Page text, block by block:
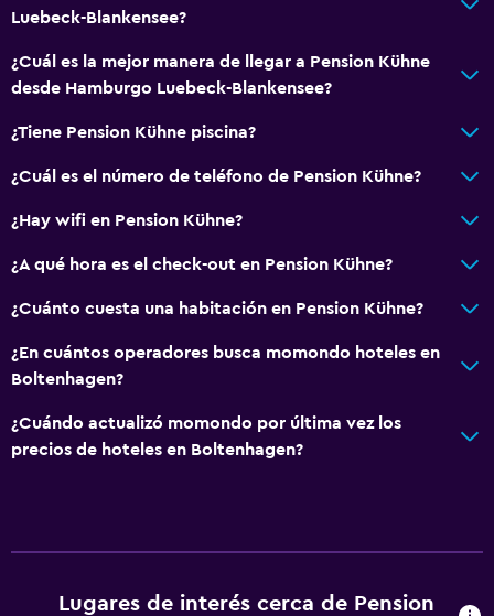
Luebeck-Blankensee?
¿Cuál es la mejor manera de llegar a Pension Kühne
desde Hamburgo Luebeck-Blankensee?
¿Tiene Pension Kühne piscina?
¿Cuál es el número de teléfono de Pension Kühne?
¿Hay wifi en Pension Kühne?
¿A qué hora es el check-out en Pension Kühne?
¿Cuánto cuesta una habitación en Pension Kühne?
¿En cuántos operadores busca momondo hoteles en
Boltenhagen?
¿Cuándo actualizó momondo por última vez los
precios de hoteles en Boltenhagen?
Lugares de interés cerca de Pension